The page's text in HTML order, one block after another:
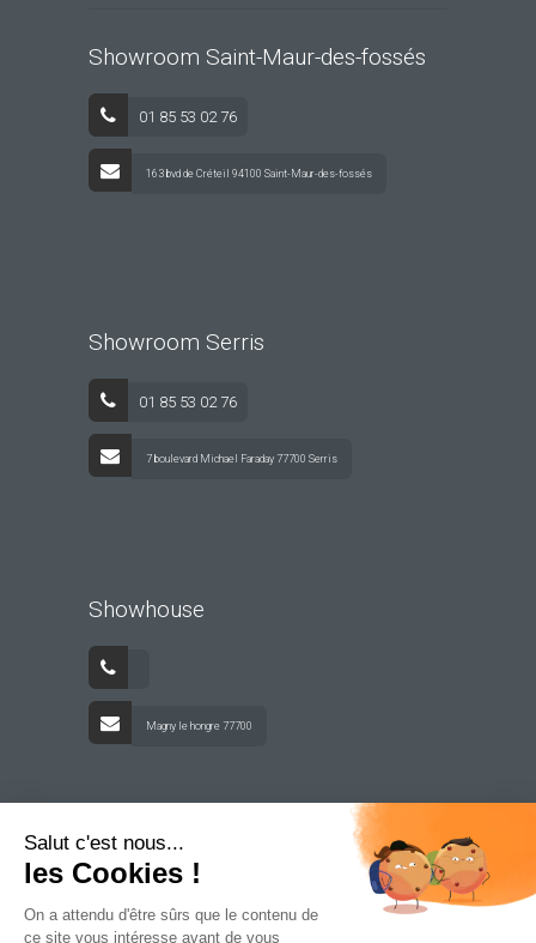
Showroom Saint-Maur-des-fossés
01 85 53 02 76
163 bvd de Créteil 94100 Saint-Maur-des-fossés
Showroom Serris
01 85 53 02 76
7 boulevard Michael Faraday 77700 Serris
Showhouse
Magny le hongre 77700
Salut c'est nous...
les Cookies !
On a attendu d'être sûrs que le contenu de
ce site vous intéresse avant de vous